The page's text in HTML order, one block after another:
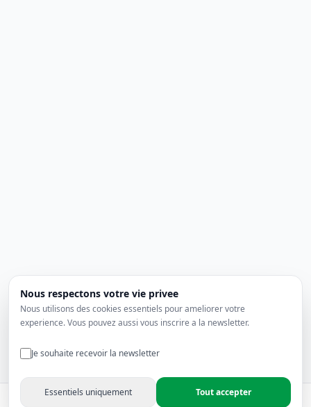
Nous respectons votre vie privee
Nous utilisons des cookies essentiels pour ameliorer votre
experience. Vous pouvez aussi vous inscrire a la newsletter.
Je souhaite recevoir la newsletter
Essentiels uniquement Tout accepter